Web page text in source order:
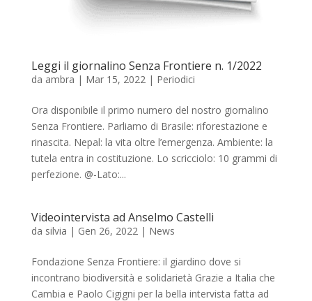
Leggi il giornalino Senza Frontiere n. 1/2022
da ambra | Mar 15, 2022 | Periodici
Ora disponibile il primo numero del nostro giornalino
Senza Frontiere. Parliamo di Brasile: riforestazione e
rinascita. Nepal: la vita oltre l’emergenza. Ambiente: la
tutela entra in costituzione. Lo scricciolo: 10 grammi di
perfezione. @-Lato:...
Videointervista ad Anselmo Castelli
da silvia | Gen 26, 2022 | News
Fondazione Senza Frontiere: il giardino dove si
incontrano biodiversità e solidarietà Grazie a Italia che
Cambia e Paolo Cigigni per la bella intervista fatta ad